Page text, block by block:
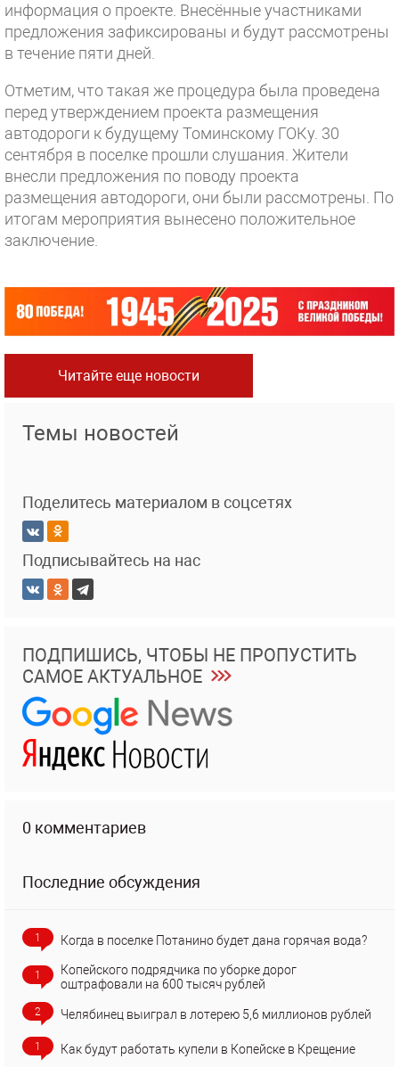
информация о проекте. Внесённые участниками
предложения зафиксированы и будут рассмотрены
в течение пяти дней.
Отметим, что такая же процедура была проведена
перед утверждением проекта размещения
автодороги к будущему Томинскому ГОКу. 30
сентября в поселке прошли слушания. Жители
внесли предложения по поводу проекта
размещения автодороги, они были рассмотрены. По
итогам мероприятия вынесено положительное
заключение.
Читайте еще новости
Темы новостей
Поделитесь материалом в соцсетях
Подписывайтесь на нас
ПОДПИШИСЬ, ЧТОБЫ НЕ ПРОПУСТИТЬ
САМОЕ АКТУАЛЬНОЕ
0 комментариев
Последние обсуждения
1 Когда в поселке Потанино будет дана горячая вода?
1
Копейского подрядчика по уборке дорог
оштрафовали на 600 тысяч рублей
2 Челябинец выиграл в лотерею 5,6 миллионов рублей
1 Как будут работать купели в Копейске в Крещение